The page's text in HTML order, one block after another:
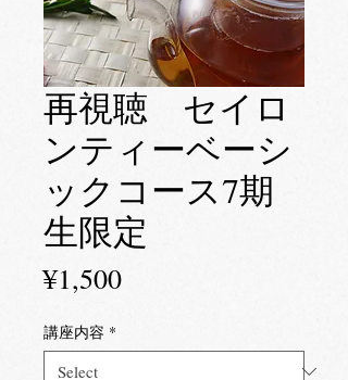
再視聴 セイロ
ンティーベーシ
ックコース7期
生限定
¥1,500Price
講座内容 *